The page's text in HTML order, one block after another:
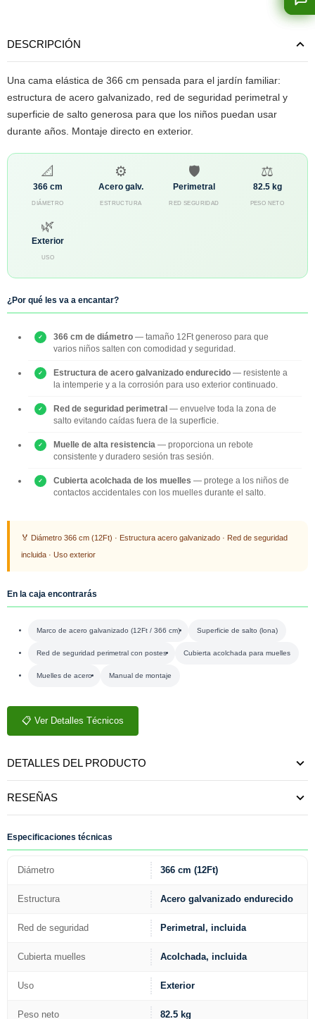
DESCRIPCIÓN
Una cama elástica de 366 cm pensada para el jardín familiar:
estructura de acero galvanizado, red de seguridad perimetral y
superficie de salto generosa para que los niños puedan usar
durante años. Montaje directo en exterior.
📐
366 cm
DIÁMETRO
⚙️
Acero galv.
ESTRUCTURA
🛡️
Perimetral
RED SEGURIDAD
⚖️
82.5 kg
PESO NETO
🌿
Exterior
USO
¿Por qué les va a encantar?
366 cm de diámetro — tamaño 12Ft generoso para que
varios niños salten con comodidad y seguridad.
Estructura de acero galvanizado endurecido — resistente a
la intemperie y a la corrosión para uso exterior continuado.
Red de seguridad perimetral — envuelve toda la zona de
salto evitando caídas fuera de la superficie.
Muelle de alta resistencia — proporciona un rebote
consistente y duradero sesión tras sesión.
Cubierta acolchada de los muelles — protege a los niños de
contactos accidentales con los muelles durante el salto.
🏅 Diámetro 366 cm (12Ft) · Estructura acero galvanizado · Red de seguridad
incluida · Uso exterior
En la caja encontrarás
Marco de acero galvanizado (12Ft / 366 cm) Superficie de salto (lona)
Red de seguridad perimetral con postes Cubierta acolchada para muelles
Muelles de acero Manual de montaje
📋 Ver Detalles Técnicos
DETALLES DEL PRODUCTO
RESEÑAS
Especificaciones técnicas
Diámetro 366 cm (12Ft)
Estructura Acero galvanizado endurecido
Red de seguridad Perimetral, incluida
Cubierta muelles Acolchada, incluida
Uso Exterior
Peso neto 82.5 kg